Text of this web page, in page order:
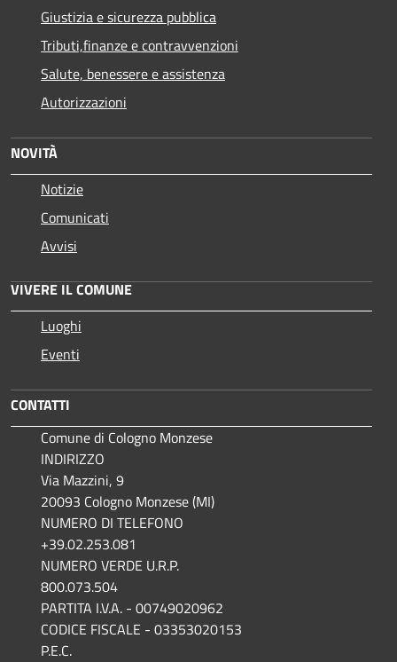
Giustizia e sicurezza pubblica
Tributi,finanze e contravvenzioni
Salute, benessere e assistenza
Autorizzazioni
NOVITÀ
Notizie
Comunicati
Avvisi
VIVERE IL COMUNE
Luoghi
Eventi
CONTATTI
Comune di Cologno Monzese
INDIRIZZO
Via Mazzini, 9
20093 Cologno Monzese (MI)
NUMERO DI TELEFONO
+39.02.253.081
NUMERO VERDE U.R.P.
800.073.504
PARTITA I.V.A. - 00749020962
CODICE FISCALE - 03353020153
P.E.C.